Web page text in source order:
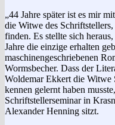
„44 Jahre später ist es mir
die Witwe des
finden. Es stellte sich
Jahre die einzige erhalten
maschinengeschriebenen
Wormsbecher. Dass der
Woldemar Ekkert die Witwe
kennen gelernt haben
Schriftstellerseminar in
Alexander Henning sitzt.